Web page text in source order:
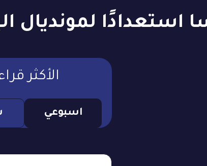
استعدادًا لمونديال
الأكثر
اسبوعي